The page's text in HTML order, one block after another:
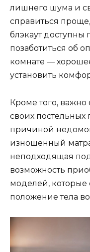
лишнего шума и
справиться
блэкаут доступны
позаботиться об
комнате —
установить
Кроме того, важно
своих постельных
причиной
изношенный
неподходящая
возможность
моделей, которые
положение тела